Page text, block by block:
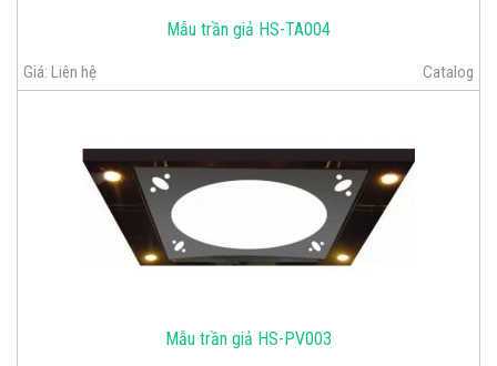
Mẫu trần giả HS-TA004
Giá: Liên hệ Catalog
Mẫu trần giả HS-PV003